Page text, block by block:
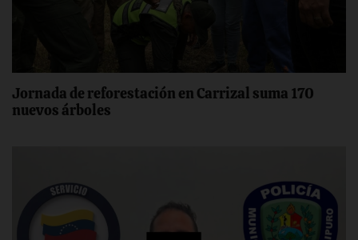
Jornada de reforestación en Carrizal suma 170
nuevos árboles